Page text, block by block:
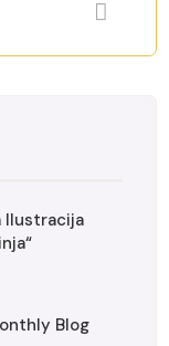
Ilustracija
Blog